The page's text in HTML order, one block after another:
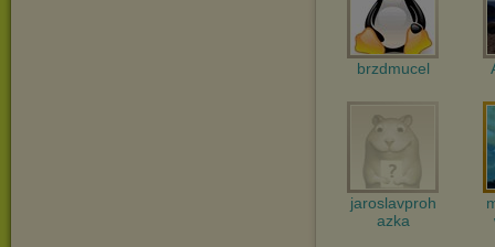
brzdmucel
jaroslavproh
azka